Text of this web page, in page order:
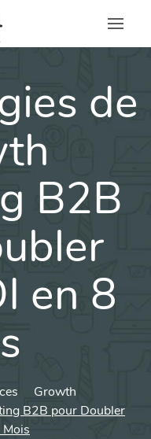
de
B2B
en 8
Growth
B2B pour Doubler